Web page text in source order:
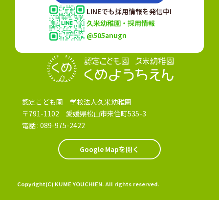
認定こども園 学校法人久米幼稚園
〒791-1102 愛媛県松山市来住町535-3
電話 : 089-975-2422
Google Mapを開く
LINEでも採用情報を発信中!
久米幼稚園・採用情報
@505anugn
Copyright(C) KUME YOUCHIEN. All rights reserved.